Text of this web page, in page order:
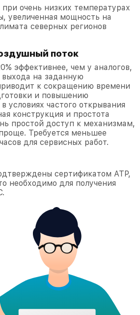
очень низких температурах
увеличенная мощность на
северных регионов
поток
эффективнее, чем у аналогов,
на заданную
к сокращению времени
и повышению
условиях частого открывания
конструкция и простота
простой доступ к механизмам,
Требуется меньшее
для сервисных работ.
сертификатом АТР,
необходимо для получения